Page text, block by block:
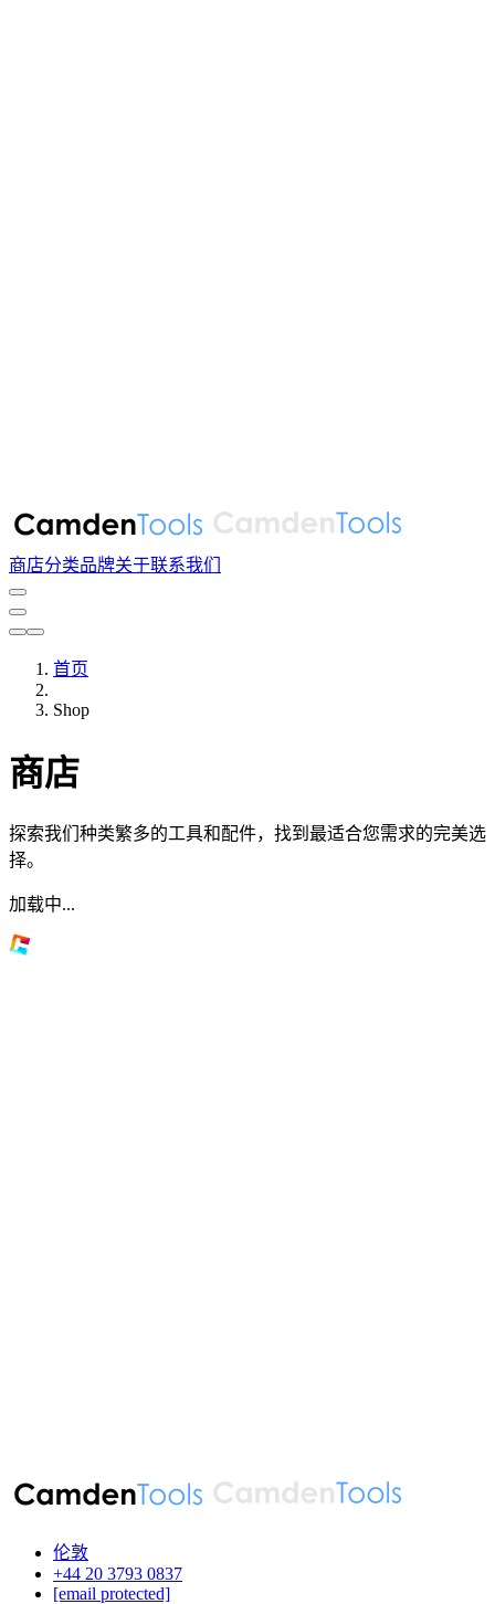
商店分类品牌关于联系我们
首页
Shop
商店
探索我们种类繁多的工具和配件，找到最适合您需求的完美选
择。
加载中...
伦敦
‪+44 20 3793 0837‬
[email protected]